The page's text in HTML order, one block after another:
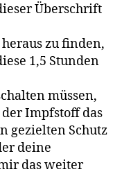
Überschrift
zu finden,
1,5 Stunden
müssen,
Impfstoff das
gezielten Schutz
deine
das weiter